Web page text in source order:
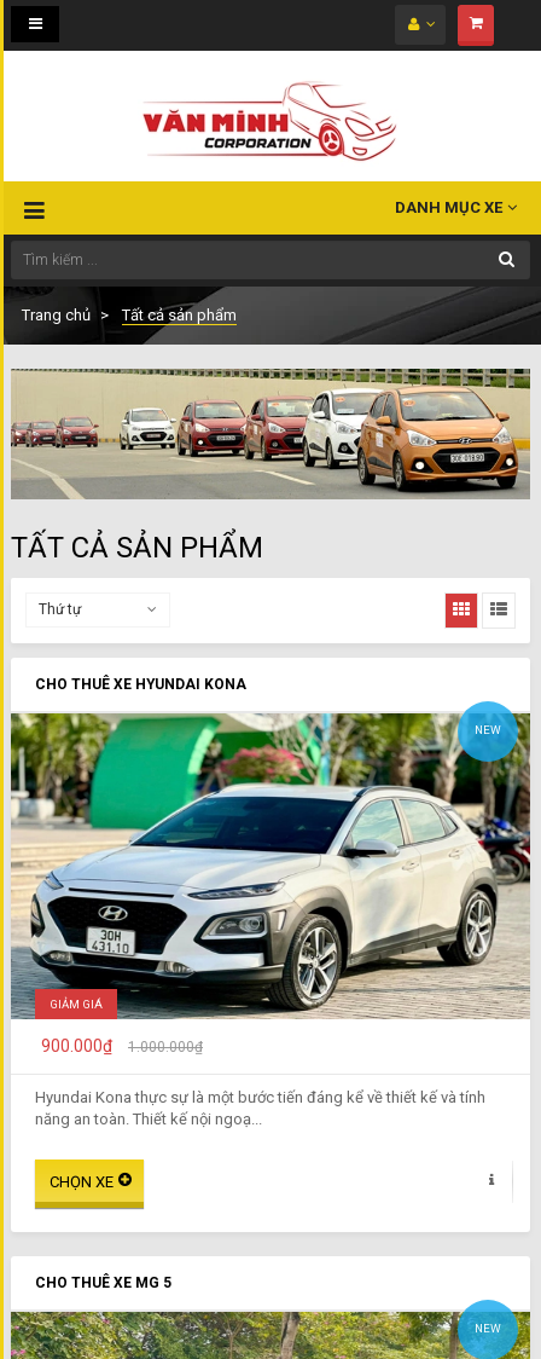
Toggle
navigation
DANH MỤC XE
Trang chủ Tất cả sản phẩm
TẤT CẢ SẢN PHẨM
Thứ tự
CHO THUÊ XE HYUNDAI KONA
NEW
GIẢM GIÁ
900.000₫ 1.000.000₫
Hyundai Kona thực sự là một bước tiến đáng kể về thiết kế và tính
năng an toàn. Thiết kế nội ngoạ...
CHO THUÊ XE MG 5
NEW